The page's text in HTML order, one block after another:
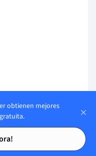
obtienen mejores